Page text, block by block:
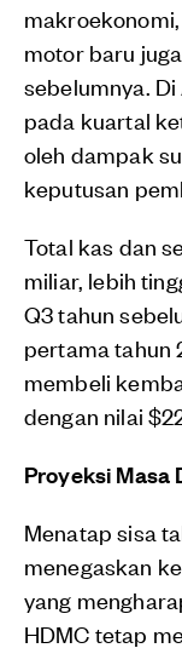
motor baru
sebelumnya.
pada kuartal
oleh dampak
keputusan
Total kas dan
miliar, lebih
Q3 tahun
pertama tahun
membeli
dengan nilai
Proyeksi Masa
Menatap sisa
menegaskan
yang
HDMC tetap